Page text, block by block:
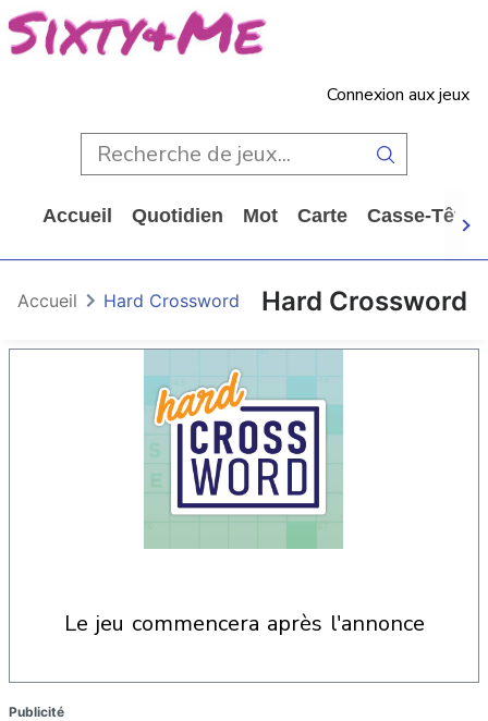
Connexion aux jeux
Accueil Quotidien Mot Carte Casse-Tête
Hard Crossword
Accueil Hard Crossword
le jeu commencera après l'annonce
Publicité